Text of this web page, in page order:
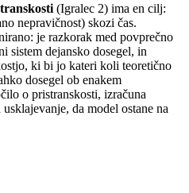
(Igralec 2) ima en cilj:
nepravičnost) skozi čas.
je razkorak med povprečno
sistem dejansko dosegel, in
ki bi jo kateri koli teoretično
dosegel ob enakem
o pristranskosti, izračuna
da model ostane na